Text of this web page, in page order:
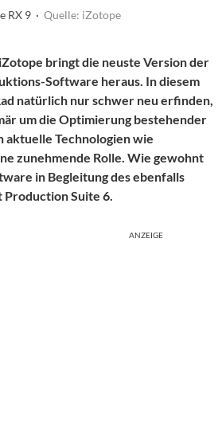
RX 9 · Quelle: iZotope
bringt die neuste Version der
Software heraus. In diesem
natürlich nur schwer neu erfinden,
um die Optimierung bestehender
aktuelle Technologien wie
zunehmende Rolle. Wie gewohnt
in Begleitung des ebenfalls
Production Suite 6.
ANZEIGE